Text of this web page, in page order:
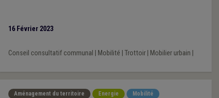
16 Février 2023
Conseil consultatif communal Mobilité Trottoir| Mobilier urbain
Aménagement du territoire Energie Mobilité